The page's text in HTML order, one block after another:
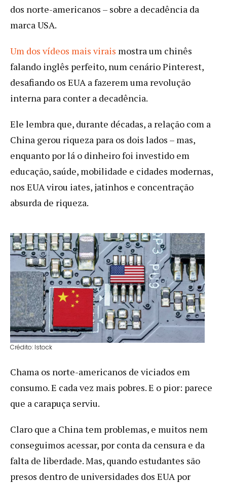
dos norte-americanos – sobre a decadência da
marca USA.
Um dos vídeos mais virais mostra um chinês
falando inglês perfeito, num cenário Pinterest,
desafiando os EUA a fazerem uma revolução
interna para conter a decadência.
Ele lembra que, durante décadas, a relação com a
China gerou riqueza para os dois lados – mas,
enquanto por lá o dinheiro foi investido em
educação, saúde, mobilidade e cidades modernas,
nos EUA virou iates, jatinhos e concentração
absurda de riqueza.
Crédito: Istock
Chama os norte-americanos de viciados em
consumo. E cada vez mais pobres. E o pior: parece
que a carapuça serviu.
Claro que a China tem problemas, e muitos nem
conseguimos acessar, por conta da censura e da
falta de liberdade. Mas, quando estudantes são
presos dentro de universidades dos EUA por